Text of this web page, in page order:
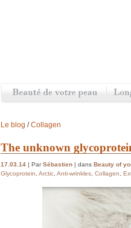
Le blog /Collagen
The unknown
17.03.14 | ParSébastien | dans Beauty of
Glycoprotein, Arctic, Anti-wrinkles, Collagen,